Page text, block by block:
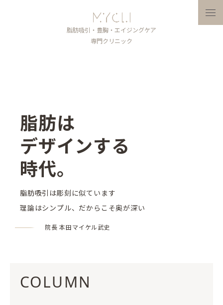
脂肪吸引・豊胸・エイジングケア
専門クリニック
メ
脂肪は
デザインする
時代。
脂肪吸引は彫刻に似ています
理論はシンプル、だからこそ奥が深い
院長 本田マイケル武史
COLUMN